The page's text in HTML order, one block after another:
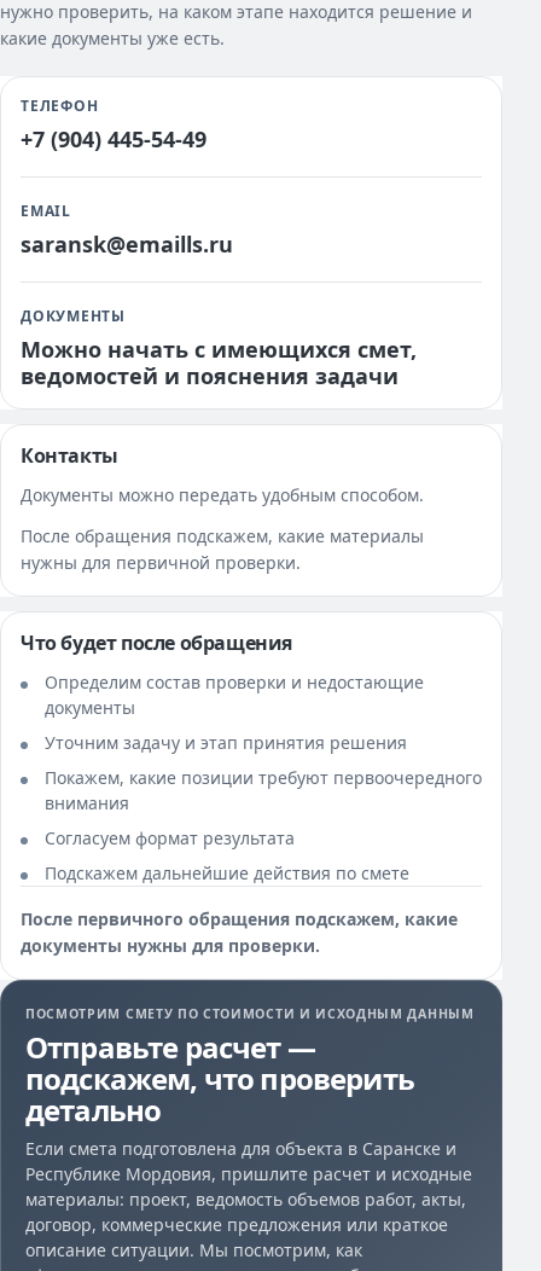
нужно проверить, на каком этапе находится решение и
какие документы уже есть.
ТЕЛЕФОН
+7 (904) 445-54-49
EMAIL
saransk@emaills.ru
ДОКУМЕНТЫ
Можно начать с имеющихся смет,
ведомостей и пояснения задачи
Контакты
Документы можно передать удобным способом.
После обращения подскажем, какие материалы
нужны для первичной проверки.
Что будет после обращения
Определим состав проверки и недостающие
документы
Уточним задачу и этап принятия решения
Покажем, какие позиции требуют первоочередного
внимания
Согласуем формат результата
Подскажем дальнейшие действия по смете
После первичного обращения подскажем, какие
документы нужны для проверки.
ПОСМОТРИМ СМЕТУ ПО СТОИМОСТИ И ИСХОДНЫМ ДАННЫМ
Отправьте расчет —
подскажем, что проверить
детально
Если смета подготовлена для объекта в Саранске и
Республике Мордовия, пришлите расчет и исходные
материалы: проект, ведомость объемов работ, акты,
договор, коммерческие предложения или краткое
описание ситуации. Мы посмотрим, как